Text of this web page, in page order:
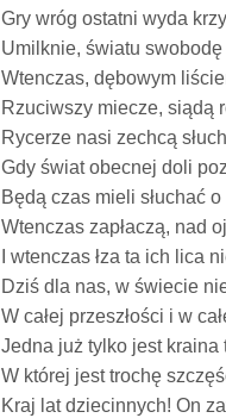
Gry wróg ostatni wyda
Umilknie, światu
Wtenczas, dębowym
Rzuciwszy miecze, siądą
Rycerze nasi zechcą
Gdy świat obecnej doli
Będą czas mieli słuchać o
Wtenczas zapłaczą, nad
I wtenczas łza ta ich lica
Dziś dla nas, w świecie
W całej przeszłości i w
Jedna już tylko jest kraina
W której jest trochę
Kraj lat dziecinnych! On